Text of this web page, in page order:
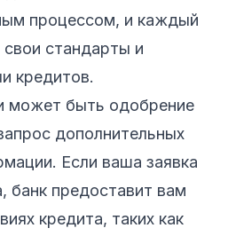
процессом, и каждый
свои стандарты и
кредитов.
может быть одобрение
дополнительных
Если ваша заявка
банк предоставит вам
кредита, таких как